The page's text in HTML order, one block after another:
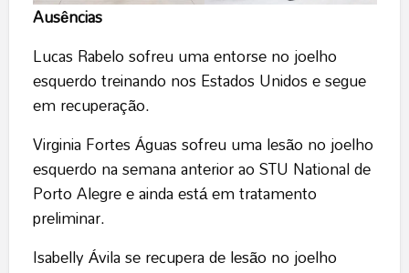
Ausências
Lucas Rabelo sofreu uma entorse no joelho
esquerdo treinando nos Estados Unidos e segue
em recuperação.
Virginia Fortes Águas sofreu uma lesão no joelho
esquerdo na semana anterior ao STU National de
Porto Alegre e ainda está em tratamento
preliminar.
Isabelly Ávila se recupera de lesão no joelho